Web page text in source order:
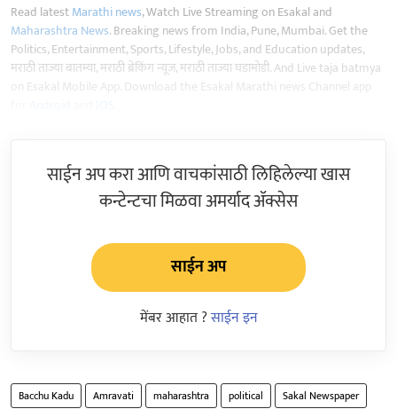
Read latestMarathi news, Watch Live Streaming on Esakal and
Maharashtra News. Breaking news from India, Pune, Mumbai. Get the
Politics, Entertainment, Sports, Lifestyle, Jobs, and Education updates,
मराठी ताज्या बातम्या, मराठी ब्रेकिंग न्यूज, मराठी ताज्या घडामोडी. And Live taja batmya
on Esakal Mobile App. Download the Esakal Marathi news Channel app
साईन अप करा आणि वाचकांसाठी लिहिलेल्या खास
कन्टेन्टचा मिळवा अमर्याद ॲक्सेस
साईन अप
मेंबर आहात ?साईन इन
Bacchu Kadu Amravati maharashtra political
Sakal Newspaper